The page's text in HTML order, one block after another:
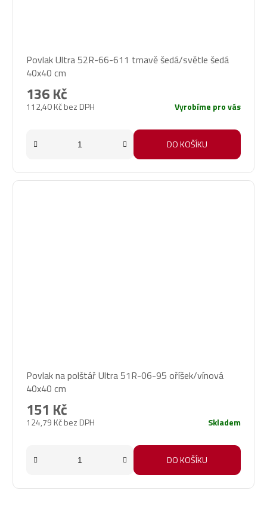
Povlak Ultra 52R-66-611 tmavě šedá/světle šedá
40x40 cm
112,40 Kč bez DPH
136 Kč
Vyrobíme pro vás
DO KOŠÍKU
Povlak na polštář Ultra 51R-06-95 oříšek/vínová
40x40 cm
124,79 Kč bez DPH
151 Kč
Skladem
DO KOŠÍKU